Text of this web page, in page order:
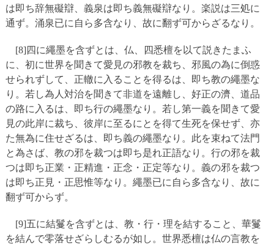
は即ち辞無礙辯、義泉は即ち義無礙辯なり。楽説は三処に
通ず。涌泉已に自ら多含なり、故に翻ず可からざるなり。
[8]四に繩墨を含ずとは、仏、四悉檀を以て説きたまふ
に、初に世界を聞きて愛見の邪教を裁ち、邪風の為に倒惑
せられずして、正轍に入ることを得るは、即ち教の繩墨な
り。若し為人対治を聞きて非道を遠離し、好正の濟、道品
の路に入るは、即ち行の繩墨なり。若し第一義を聞きて愛
見の此岸に裁ち、彼岸に至るにとを得て生死を保せず、亦
た無為に住せざるは、即ち義の繩墨なり。此を束ねて法門
と為さば、教の邪を裁つは即ち是れ正語なり。行の邪を裁
つは即ち正業・正精進・正念・正定等なり。義の邪を裁つ
は即ち正見・正思惟等なり。繩墨已に自ら多含なり、故に
翻ず可からず。
[9]五に結鬘を含ずとは、教・行・理を結すること、華鬘
を結んで零落せざらしむるが如し。世界悉檀は仏の言教を